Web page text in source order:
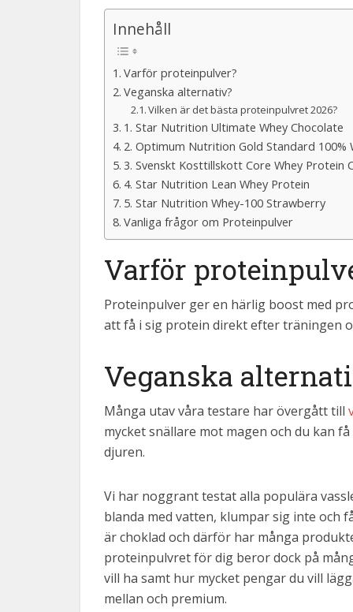
Innehåll
Varför proteinpulver?
Veganska alternativ?
Vilken är det bästa proteinpulvret 2026?
1. Star Nutrition Ultimate Whey Chocolate
2. Optimum Nutrition Gold Standard 100%
3. Svenskt Kosttillskott Core Whey Protein
4. Star Nutrition Lean Whey Protein
5. Star Nutrition Whey-100 Strawberry
Vanliga frågor om Proteinpulver
Varför
Proteinpulver ger en härlig boost med
att få i sig protein direkt efter träningen
Veganska
Många utav våra testare har övergått till
mycket snällare mot magen och du kan
djuren.
Vi har noggrant testat alla populära
blanda med vatten, klumpar sig inte och
är choklad och därför har många
proteinpulvret för dig beror dock på
vill ha samt hur mycket pengar du vill
mellan och premium.